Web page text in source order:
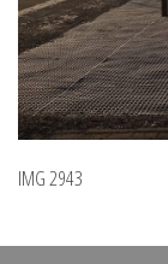
IMG 2943